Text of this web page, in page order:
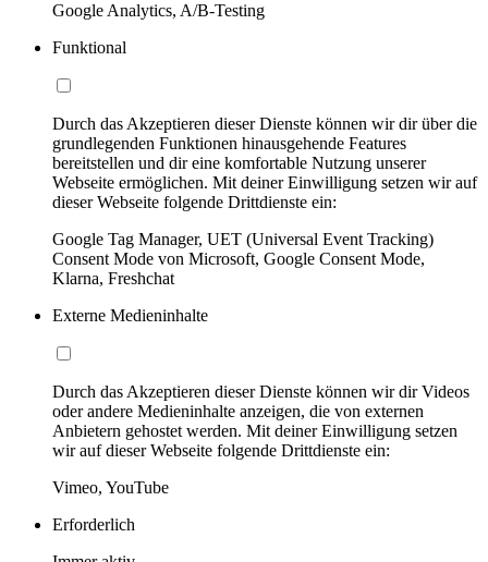
Google Analytics, A/B-Testing
Funktional
Durch das Akzeptieren dieser Dienste können wir dir über die
grundlegenden Funktionen hinausgehende Features
bereitstellen und dir eine komfortable Nutzung unserer
Webseite ermöglichen. Mit deiner Einwilligung setzen wir auf
dieser Webseite folgende Drittdienste ein:
Google Tag Manager, UET (Universal Event Tracking)
Consent Mode von Microsoft, Google Consent Mode,
Klarna, Freshchat
Externe Medieninhalte
Durch das Akzeptieren dieser Dienste können wir dir Videos
oder andere Medieninhalte anzeigen, die von externen
Anbietern gehostet werden. Mit deiner Einwilligung setzen
wir auf dieser Webseite folgende Drittdienste ein:
Vimeo, YouTube
Erforderlich